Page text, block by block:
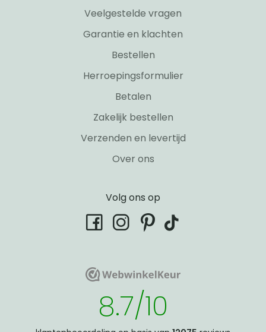
Veelgestelde vragen
Garantie en klachten
Bestellen
Herroepingsformulier
Betalen
Zakelijk bestellen
Verzenden en levertijd
Over ons
Volg ons op
facebookinstagram
pinterest
tiktok
WebwinkelKeurWebwinkelKeur
8.7/10